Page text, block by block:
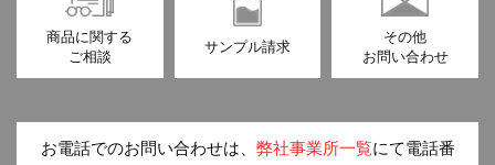
商品に関する
ご相談
サンプル請求
その他
お問い合わせ
お電話でのお問い合わせは、 弊社事業所一覧にて電話番